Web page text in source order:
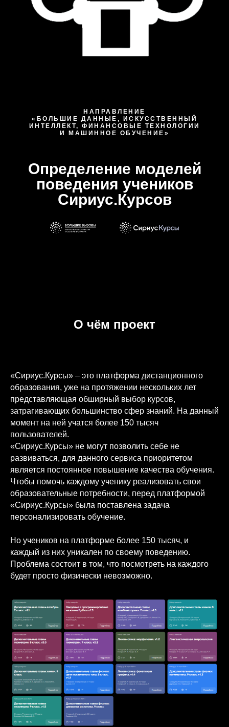
НАПРАВЛЕНИЕ
«БОЛЬШИЕ ДАННЫЕ, ИСКУССТВЕННЫЙ
ИНТЕЛЛЕКТ, ФИНАНСОВЫЕ ТЕХНОЛОГИИ
И МАШИННОЕ ОБУЧЕНИЕ»
Определение моделей
поведения учеников
Сириус.Курсов
О чём проект
«Сириус.Курсы» – это платформа дистанционного
образования, уже на протяжении нескольких лет
представляющая обширный выбор курсов,
затрагивающих большинство сфер знаний. На данный
момент на ней учатся более 150 тысяч
пользователей.
«Сириус.Курсы» не могут позволить себе не
развиваться, для данного сервиса приоритетом
является постоянное повышение качества обучения.
Чтобы помочь каждому ученику реализовать свои
образовательные потребности, перед платформой
«Сириус.Курсы» была поставлена задача
персонализировать обучение.
Но учеников на платформе более 150 тысяч, и
каждый из них уникален по своему поведению.
Проблема состоит в том, что посмотреть на каждого
будет просто физически невозможно.